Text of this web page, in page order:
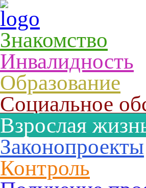
Знакомство
Инвалидность
Образование
Социальное
Взрослая
Законопроекты
Контроль